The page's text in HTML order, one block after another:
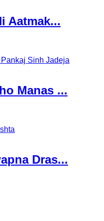
Aatmak...
Manas ...
Dras...